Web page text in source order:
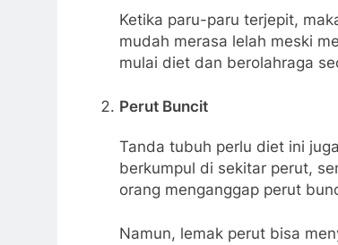
Ketika paru-paru terjepit,
mudah merasa lelah meski
mulai diet dan berolahraga
Perut Buncit
Tanda tubuh perlu diet ini
berkumpul di sekitar perut,
orang menganggap perut
Namun, lemak perut bisa